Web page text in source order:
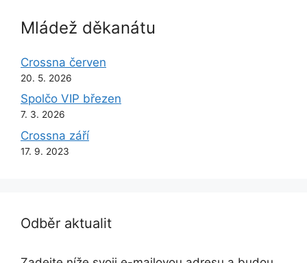
Mládež děkanátu
Crossna červen
20. 5. 2026
Spolčo VIP březen
7. 3. 2026
Crossna září
17. 9. 2023
Odběr aktualit